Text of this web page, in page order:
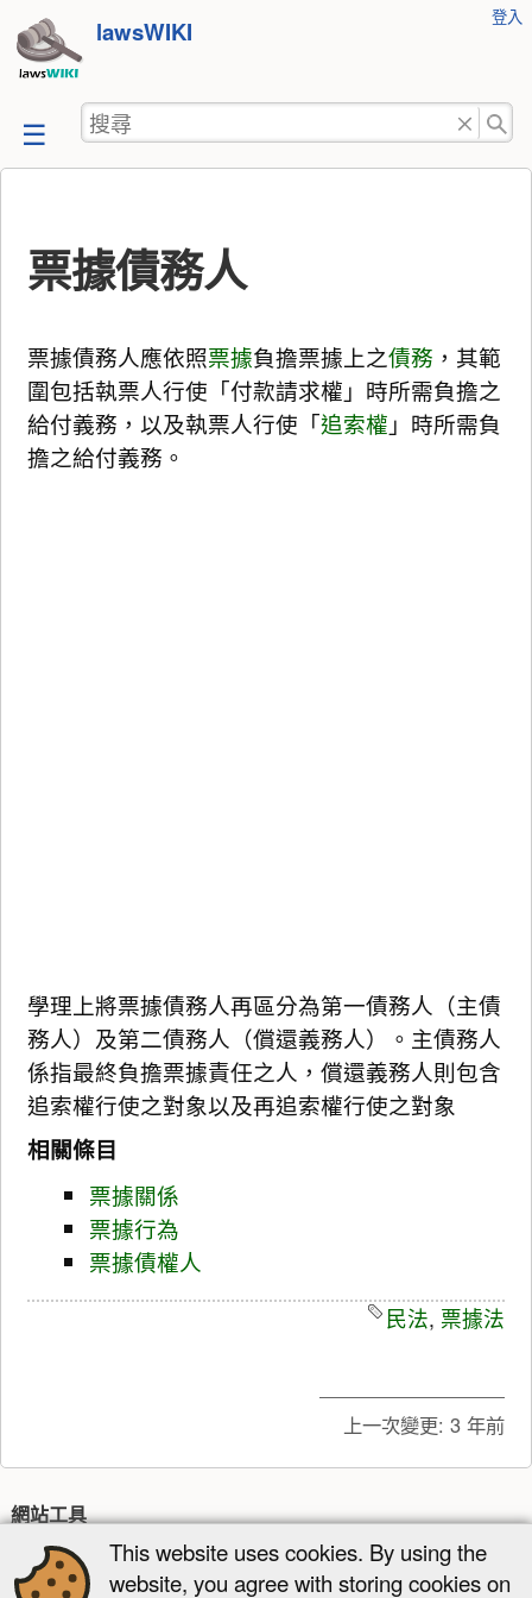
跳
至
容
lawsWIKI
工
登入
搜
尋
票據債務人
票據債務人應依照票據負擔票據上之債務 ，其範
圍包括執票人行使「付款請求權」時所需負擔之
給付義務，以及執票人行使「追索權 」時所需負
擔之給付義務。
學理上將票據債務人再區分為第一債務人（主債
務人）及第二債務人（償還義務人）。主債務人
係指最終負擔票據責任之人，償還義務人則包含
追索權行使之對象以及再追索權行使之對象
相關條目
票據關係
票據行為
票據債權人
民法, 票據法
上一次變更: 3 年前
網站工具
最近更新 多媒體管理器 網站地圖
This website uses cookies. By using the
website, you agree with storing cookies on